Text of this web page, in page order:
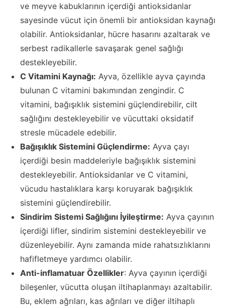
ve meyve kabuklarının içerdiği antioksidanlar
sayesinde vücut için önemli bir antioksidan kaynağı
olabilir. Antioksidanlar, hücre hasarını azaltarak ve
serbest radikallerle savaşarak genel sağlığı
destekleyebilir.
C Vitamini Kaynağı: Ayva, özellikle ayva çayında
bulunan C vitamini bakımından zengindir. C
vitamini, bağışıklık sistemini güçlendirebilir, cilt
sağlığını destekleyebilir ve vücuttaki oksidatif
stresle mücadele edebilir.
Bağışıklık Sistemini Güçlendirme: Ayva çayı
içerdiği besin maddeleriyle bağışıklık sistemini
destekleyebilir. Antioksidanlar ve C vitamini,
vücudu hastalıklara karşı koruyarak bağışıklık
sistemini güçlendirebilir.
Sindirim Sistemi Sağlığını İyileştirme: Ayva çayının
içerdiği lifler, sindirim sistemini destekleyebilir ve
düzenleyebilir. Aynı zamanda mide rahatsızlıklarını
hafifletmeye yardımcı olabilir.
Anti-inflamatuar Özellikler: Ayva çayının içerdiği
bileşenler, vücutta oluşan iltihaplanmayı azaltabilir.
Bu, eklem ağrıları, kas ağrıları ve diğer iltihaplı